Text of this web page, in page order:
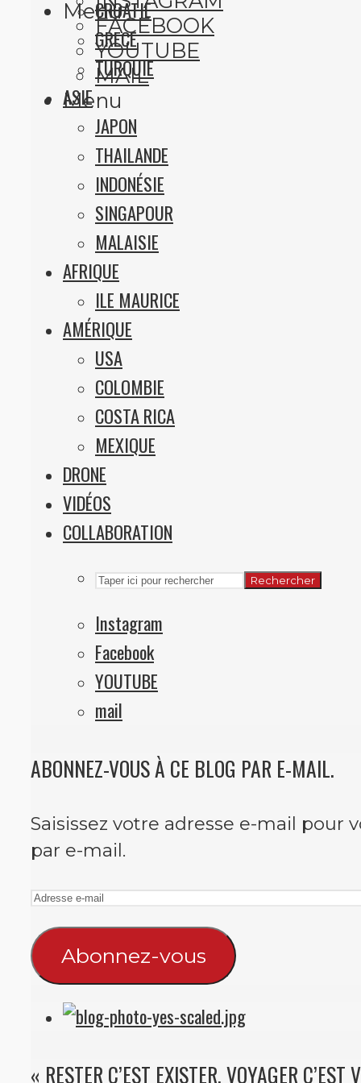
Menu
FACEBOOK
YOUTUBE
MAIL
Menu
CROATIE
GRECE
TURQUIE
ASIE
JAPON
THAILANDE
INDONÉSIE
SINGAPOUR
MALAISIE
AFRIQUE
ILE MAURICE
AMÉRIQUE
USA
COLOMBIE
COSTA RICA
MEXIQUE
DRONE
VIDÉOS
COLLABORATION
Rechercher
Instagram
Facebook
YOUTUBE
mail
ABONNEZ-VOUS À CE BLOG PAR E-MAIL.
Saisissez votre adresse e-mail
par e-mail.
Adresse
mailAbonnez-vous
« RESTER C’EST EXISTER, VOYAGER C’EST